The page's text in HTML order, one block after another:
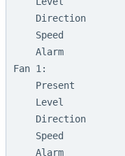
Fan 1: